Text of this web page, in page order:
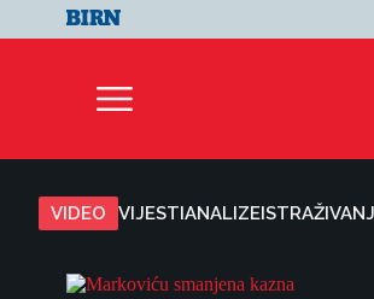
VIDEO VIJESTIANALIZE